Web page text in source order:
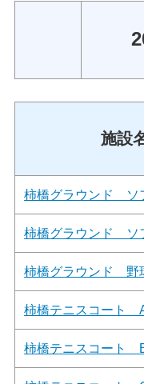
施設
柿橋グラウンド ソ
柿橋グラウンド ソ
柿橋グラウンド 野
柿橋テニスコート
柿橋テニスコート